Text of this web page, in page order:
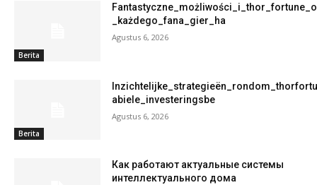
Berita
_każdego_fana_gier_ha
Agustus 6, 2026
Berita
abiele_investeringsbe
Agustus 6, 2026
Как работают актуальные системы
интеллектуального дома